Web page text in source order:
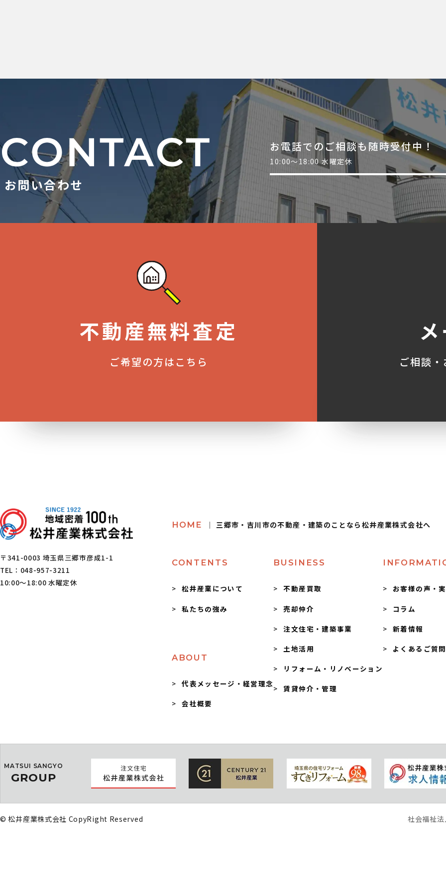
お問い合わせ
お電話でのご相談も随時受付中！
10:00～18:00 水曜定休
不動産無料査定
ご希望の方はこちら ご相談
〒341-0003 埼玉県三郷市彦成1-1
TEL：048-957-3211
10:00～18:00 水曜定休
HOME │ 三郷市・吉川市の不動産・建築のことなら松井産業株式会社へ
CONTENTS
松井産業について
私たちの強み
ABOUT
代表メッセージ・経営理念
会社概要
BUSINESS
不動産買取
売却仲介
注文住宅・建築事業
土地活用
リフォーム・リノベーション
賃貸仲介・管理
お客様の声・
コラム
新着情報
よくあるご質問
MATSUI SANGYO
GROUP
© 松井産業株式会社 CopyRight Reserved 社会福祉